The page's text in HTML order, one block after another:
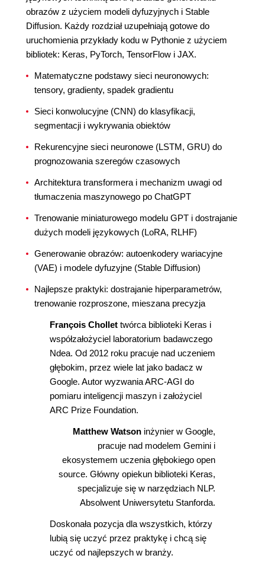
obrazów z użyciem modeli dyfuzyjnych i Stable
Diffusion. Każdy rozdział uzupełniają gotowe do
uruchomienia przykłady kodu w Pythonie z użyciem
bibliotek: Keras, PyTorch, TensorFlow i JAX.
Matematyczne podstawy sieci neuronowych:
tensory, gradienty, spadek gradientu
Sieci konwolucyjne (CNN) do klasyfikacji,
segmentacji i wykrywania obiektów
Rekurencyjne sieci neuronowe (LSTM, GRU) do
prognozowania szeregów czasowych
Architektura transformera i mechanizm uwagi od
tłumaczenia maszynowego po ChatGPT
Trenowanie miniaturowego modelu GPT i dostrajanie
dużych modeli językowych (LoRA, RLHF)
Generowanie obrazów: autoenkodery wariacyjne
(VAE) i modele dyfuzyjne (Stable Diffusion)
Najlepsze praktyki: dostrajanie hiperparametrów,
trenowanie rozproszone, mieszana precyzja
François Chollet twórca biblioteki Keras i
współzałożyciel laboratorium badawczego
Ndea. Od 2012 roku pracuje nad uczeniem
głębokim, przez wiele lat jako badacz w
Google. Autor wyzwania ARC-AGI do
pomiaru inteligencji maszyn i założyciel
ARC Prize Foundation.
Matthew Watson inżynier w Google,
pracuje nad modelem Gemini i
ekosystemem uczenia głębokiego open
source. Główny opiekun biblioteki Keras,
specjalizuje się w narzędziach NLP.
Absolwent Uniwersytetu Stanforda.
Doskonała pozycja dla wszystkich, którzy
lubią się uczyć przez praktykę i chcą się
uczyć od najlepszych w branży.